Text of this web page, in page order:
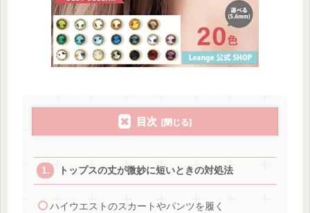
目次
トップスの丈が微妙に短いときの対処法
ハイウエストのスカートやパンツを履く